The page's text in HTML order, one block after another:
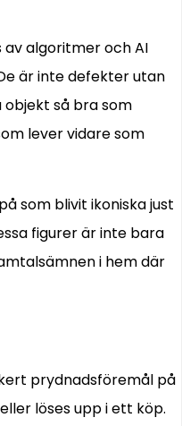
av algoritmer och AI
är inte defekter utan
objekt så bra som
lever vidare som
som blivit ikoniska just
figurer är inte bara
i hem där
prydnadsföremål på
löses upp i ett köp.